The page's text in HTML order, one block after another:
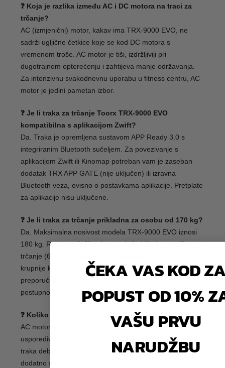
❓ Koja je razlika između AC i DC motora na traci za
trčanje?
AC (izmjenični) motor, kakav ima TRX-9000 EVO, ne
sadrži ugljične četkice koje se kod DC motora s
vremenom troše. AC motor je tiši, izdržljiviji pri
dugotrajnom opterećenju i zahtijeva manje održavanja.
Za intenzivnu svakodnevnu uporabu u fitness centru, AC
motor je jedini pametan izbor.
❓ Je li traka za trčanje Toorx TRX-9000 EVO
kompatibilna s aplikacijom Zwift?
Da. Traka je opremljena sustavom APP Ready 3.0 s
integriranim Bluetooth sučeljem. Za povezivanje s
aplikacijom Zwift ili Kinomap potreban vam je zaseban
dodatak TRX APP GATE (nije uključen) ili izravna
Bluetooth veza, ovisno o postavkama aplikacije. Pretplate
za aplikacije nisu uključene.
❓ Je li traka za trčanje prikladna za osobu od 170 kg?
Da. Maksimalna nosivost modela TRX-9000 EVO iznosi
180 kg. Robusna čelična konstrukcija i široka površina za
trčanje (600 mm) posebno su osmišljene za teže i
krupnije korisnike. Početnicima s viškom kilograma
preporučujemo da krenu nižom brzinom (2–4 km/h) i
postupno povećavaju nagib kako bi zaštitili zglobove.
❓ Koliko je traka glasna pri radu na velikoj brzini?
AC motor pri visokim brzinama radi osjetno tiše od
usporedivih DC motora. Samo-podmazujuća ortopedska
traka debljine 2,5 mm s protivibracijskim sustavom
dodatno smanjuje buku koraka. Traka je razvijena za
ČEKA VAS KOD
POPUST OD 10%
VAŠU PRVU
NARUDŽBU